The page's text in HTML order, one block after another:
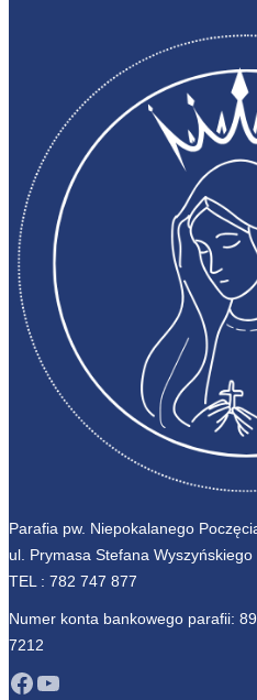
Parafia pw. Niepokalanego
ul. Prymasa Stefana Wyszyńskiego
TEL : 782 747 877
Numer konta bankowego parafii:
7212
Facebook YouTube